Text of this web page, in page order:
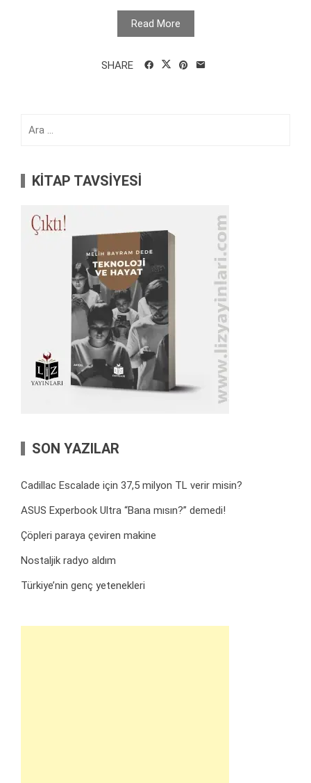
Read More
SHARE
KİTAP TAVSİYESİ
SON YAZILAR
Cadillac Escalade için 37,5 milyon TL verir misin?
ASUS Experbook Ultra “Bana mısın?” demedi!
Çöpleri paraya çeviren makine
Nostaljik radyo aldım
Türkiye’nin genç yetenekleri